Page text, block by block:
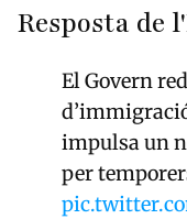
Resposta de
El Govern
impulsa un
per